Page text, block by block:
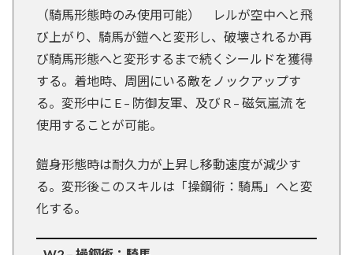
（騎馬形態時のみ使用可能） レルが空中へと飛
び上がり、騎馬が鎧へと変形し、破壊されるか再
び騎馬形態へと変形するまで続くシールドを獲得
する。着地時、周囲にいる敵をノックアップす
る。変形中に E – 防御友軍、及び R – 磁気嵐流 を
使用することが可能。
鎧身形態時は耐久力が上昇し移動速度が減少す
る。変形後このスキルは「操鋼術：騎馬」へと変
化する。